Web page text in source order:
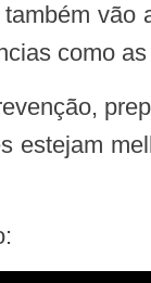
como
estejam